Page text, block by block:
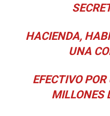
HACIENDA,
UNA
EFECTIVO
MILLONES